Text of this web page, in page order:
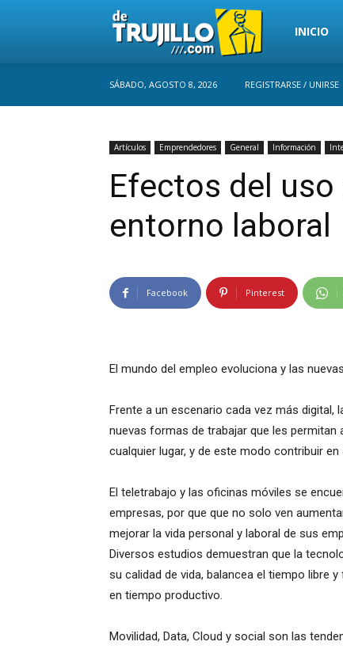
Trujillo
INICIO
SÁBADO, AGOSTO 8, 2026 REGISTRARSE / UNIRSE
Artículos Emprendedores General Información
Efectos del uso
entorno laboral
Facebook Pinterest
El mundo del empleo evoluciona y las
Frente a un escenario cada vez más
nuevas formas de trabajar que les
cualquier lugar, y de este modo contribuir en
El teletrabajo y las oficinas móviles se
empresas, por que que no solo ven
mejorar la vida personal y laboral de sus
Diversos estudios demuestran que la
su calidad de vida, balancea el tiempo libre
en tiempo productivo.
Movilidad, Data, Cloud y social son las